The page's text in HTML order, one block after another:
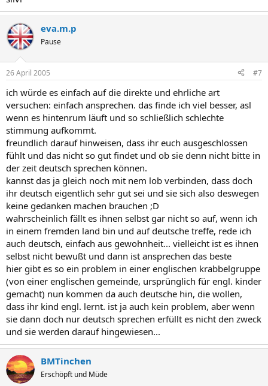
eva.m.p
Pause
26 April 2005 #7
ich würde es einfach auf die direkte und ehrliche art
versuchen: einfach ansprechen. das finde ich viel besser, asl
wenn es hintenrum läuft und so schließlich schlechte
stimmung aufkommt.
freundlich darauf hinweisen, dass ihr euch ausgeschlossen
fühlt und das nicht so gut findet und ob sie denn nicht bitte in
der zeit deutsch sprechen können.
kannst das ja gleich noch mit nem lob verbinden, dass doch
ihr deutsch eigentlich sehr gut sei und sie sich also deswegen
keine gedanken machen brauchen ;D
wahrscheinlich fällt es ihnen selbst gar nicht so auf, wenn ich
in einem fremden land bin und auf deutsche treffe, rede ich
auch deutsch, einfach aus gewohnheit... vielleicht ist es ihnen
selbst nicht bewußt und dann ist ansprechen das beste
hier gibt es so ein problem in einer englischen krabbelgruppe
(von einer englischen gemeinde, ursprünglich für engl. kinder
gemacht) nun kommen da auch deutsche hin, die wollen,
dass ihr kind engl. lernt. ist ja auch kein problem, aber wenn
sie dann doch nur deutsch sprechen erfüllt es nicht den zweck
und sie werden darauf hingewiesen...
BMTinchen
Erschöpft und Müde